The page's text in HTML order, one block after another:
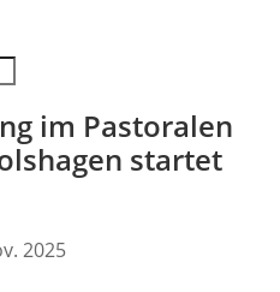
im Pasto­ralen
startet
2025